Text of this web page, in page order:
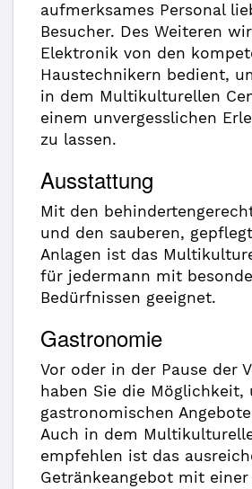
aufmerksames Personal
Besucher. Des Weiteren
Elektronik von den
Haustechnikern bedient,
in dem Multikulturellen
einem unvergesslichen
zu lassen.
Ausstattung
Mit den
und den sauberen,
Anlagen ist das
für jedermann mit
Bedürfnissen geeignet.
Gastronomie
Vor oder in der Pause der
haben Sie die Möglichkeit,
gastronomischen
Auch in dem
empfehlen ist das
Getränkeangebot mit